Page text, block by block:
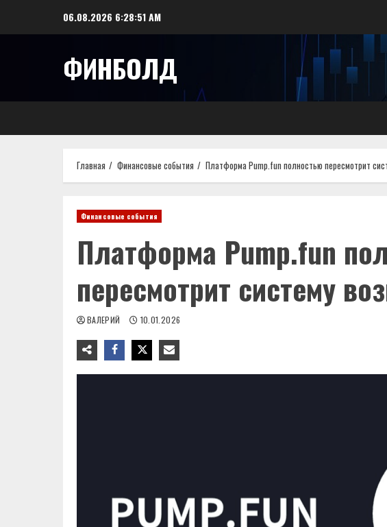
06.08.2026 6:28:52 AM
ФИНБОЛД
Главная Финансовые события Платформа Pump.fun полностью пересмотрит
Финансовые события
Платформа Pump.fun
пересмотрит систему
ВАЛЕРИЙ 10.01.2026